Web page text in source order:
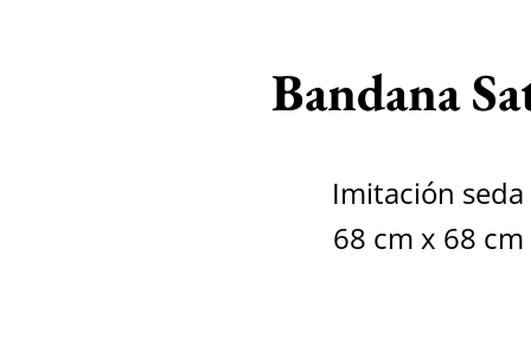
Bandana
Imitación seda
68 cm x 68 cm